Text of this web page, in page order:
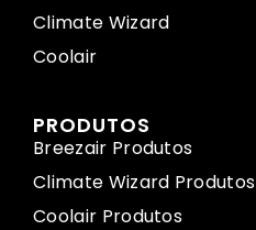
Climate Wizard
Coolair
PRODUTOS
Breezair Produtos
Climate Wizard Produtos
Coolair Produtos